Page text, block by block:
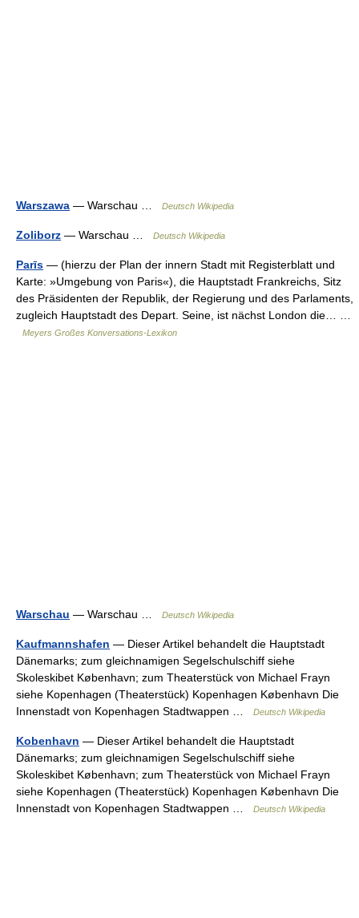
Warszawa — Warschau … Deutsch Wikipedia
Zoliborz — Warschau … Deutsch Wikipedia
Parīs — (hierzu der Plan der innern Stadt mit Registerblatt und
Karte: »Umgebung von Paris«), die Hauptstadt Frankreichs, Sitz
des Präsidenten der Republik, der Regierung und des Parlaments,
zugleich Hauptstadt des Depart. Seine, ist nächst London die… …
Meyers Großes Konversations-Lexikon
Warschau — Warschau … Deutsch Wikipedia
Kaufmannshafen — Dieser Artikel behandelt die Hauptstadt
Dänemarks; zum gleichnamigen Segelschulschiff siehe
Skoleskibet København; zum Theaterstück von Michael Frayn
siehe Kopenhagen (Theaterstück) Kopenhagen København Die
Innenstadt von Kopenhagen Stadtwappen …
Deutsch Wikipedia
Kobenhavn — Dieser Artikel behandelt die Hauptstadt
Dänemarks; zum gleichnamigen Segelschulschiff siehe
Skoleskibet København; zum Theaterstück von Michael Frayn
siehe Kopenhagen (Theaterstück) Kopenhagen København Die
Innenstadt von Kopenhagen Stadtwappen …
Deutsch Wikipedia